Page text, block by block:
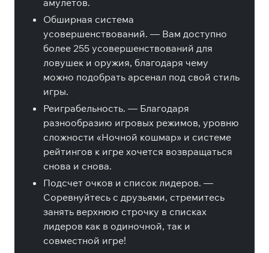
амулетов.
Обширная система
усовершенствований. — Вам доступно
более 255 усовершенствований для
ловушек и оружия, благодаря чему
можно подобрать арсенал под свой стиль
игры.
Реиграбельность. — Благодаря
разнообразию игровых режимов, уровню
сложности «Ночной кошмар» и системе
рейтингов к игре хочется возвращаться
снова и снова.
Подсчет очков и список лидеров. —
Соревнуйтесь с друзьями, стремитесь
занять верхнюю строчку в списках
лидеров как в одиночной, так и
совместной игре!